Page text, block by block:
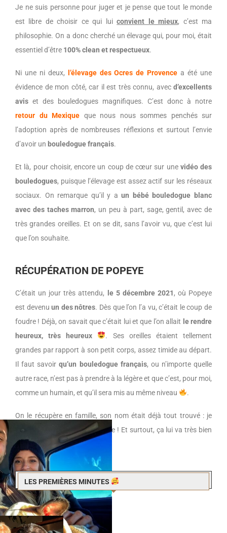
Je ne suis personne pour juger et je pense que tout le monde
est libre de choisir ce qui luiconvient le mieux, c’est ma
philosophie. On a donc cherché un élevage qui, pour moi, était
essentiel d’être 100% clean et respectueux.
Ni une ni deux, l’élevage des Ocres de Provence a été une
évidence de mon côté, car il est très connu, avec d’excellents
avis et des bouledogues magnifiques. C’est donc à notre
retour du Mexique que nous nous sommes penchés sur
l’adoption après de nombreuses réflexions et surtout l’envie
d’avoir un bouledogue français.
Et là, pour choisir, encore un coup de cœur sur une vidéo des
bouledogues, puisque l’élevage est assez actif sur les réseaux
sociaux. On remarque qu’il y aun bébé bouledogue blanc
avec des taches marron, un peu à part, sage, gentil, avec de
très grandes oreilles. Et on se dit, sans l’avoir vu, que c’est lui
que l’on souhaite.
RÉCUPÉRATION DE POPEYE
C’était un jour très attendu, le 5 décembre 2021, où Popeye
est devenu un des nôtres. Dès que l’on l’a vu, c’était le coup de
foudre ! Déjà, on savait que c’était lui et que l’on allait le rendre
heureux, très heureux
. Ses oreilles étaient tellement
grandes par rapport à son petit corps, assez timide au départ.
Il faut savoirqu’un bouledogue français, ou n’importe quelle
autre race, n’est pas à prendre à la légère et que c’est, pour moi,
comme un humain, et qu’il sera mis au même niveau
.
On le récupère en famille, son nom était déjà tout trouvé : je
savais que ça allait être Popeye ! Et surtout, ça lui va très bien
en y repensant
.
LES PREMIÈRES MINUTES